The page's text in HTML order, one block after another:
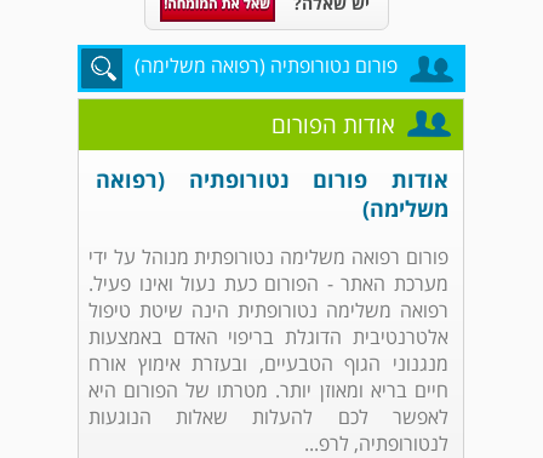
פורום נטורופתיה (רפואה משלימה)
אודות הפורום
אודות פורום נטורופתיה (רפואה
משלימה)
פורום רפואה משלימה נטורופתית מנוהל על ידי
מערכת האתר - הפורום כעת נעול ואינו פעיל.
רפואה משלימה נטורופתית הינה שיטת טיפול
אלטרנטיבית הדוגלת בריפוי האדם באמצעות
מנגנוני הגוף הטבעיים, ובעזרת אימוץ אורח
חיים בריא ומאוזן יותר. מטרתו של הפורום היא
לאפשר לכם להעלות שאלות הנוגעות
לנטורופתיה, לרפ...